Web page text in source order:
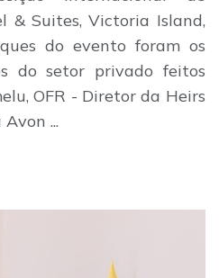
& Suites, Victoria Island,
do evento foram os
do setor privado feitos
OFR - Diretor da Heirs
...